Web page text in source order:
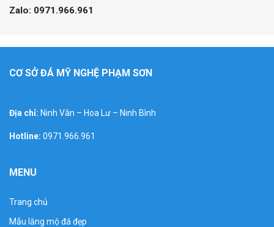
Zalo: 0971.966.961
CƠ SỞ ĐÁ MỸ NGHỆ PHẠM SƠN
Địa chỉ: Ninh Vân – Hoa Lư – Ninh Bình
Hotline: 0971.966.961
MENU
Trang chủ
Mẫu lăng mộ đá đẹp